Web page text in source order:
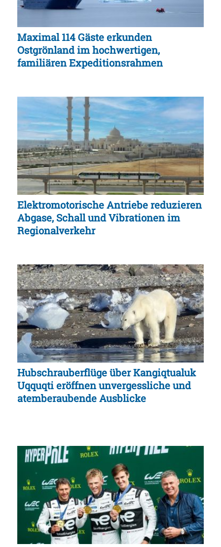
Maximal 114 Gäste erkunden
Ostgrönland im hochwertigen,
familiären Expeditionsrahmen
Elektromotorische Antriebe reduzieren
Abgase, Schall und Vibrationen im
Regionalverkehr
Hubschrauberflüge über Kangiqtualuk
Uqquqti eröffnen unvergessliche und
atemberaubende Ausblicke